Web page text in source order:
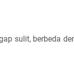
sulit, berbeda